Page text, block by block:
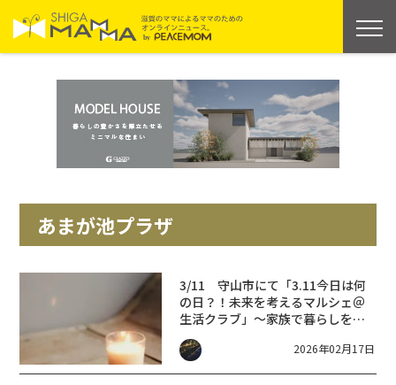
あまが池プラザ
3/11 守山市にて「3.11今日は何
の日？！未来を考えるマルシェ＠
生活クラブ」～家族で暮らしを見
つめなおす機会に・・
2026年02月17日